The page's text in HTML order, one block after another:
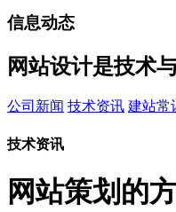
信息动态
网站设计是技术
公司新闻 技术资讯 建站常
技术资讯
网站策划的